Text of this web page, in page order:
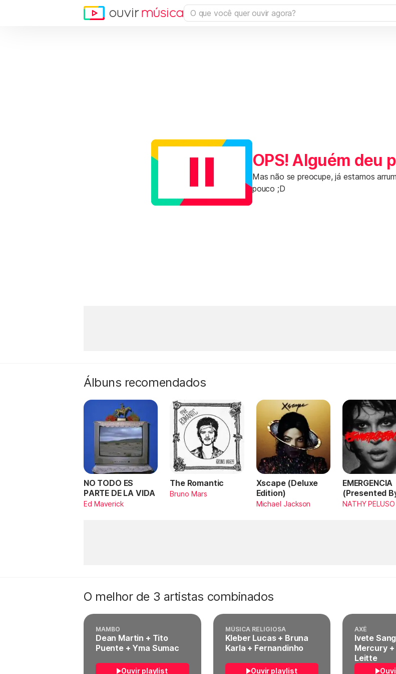
OPS! Alguém deu
Mas não se preocupe, já estamos
pouco ;D
Álbuns recomendados
NO TODO ES
PARTE DE LA VIDA
Ed Maverick
The Romantic
Bruno Mars
Xscape (Deluxe
Edition)
Michael Jackson
EMERGENCIA
(Presented
PlayStation,
NATHY PELUSO
O melhor de 3 artistas combinados
MAMBO
Dean Martin + Tito
Puente + Yma Sumac
Ouvir playlist
MÚSICA RELIGIOSA
Kleber Lucas + Bruna
Karla + Fernandinho
Ouvir playlist
AXÉ
Ivete
Mercury +
Leitte